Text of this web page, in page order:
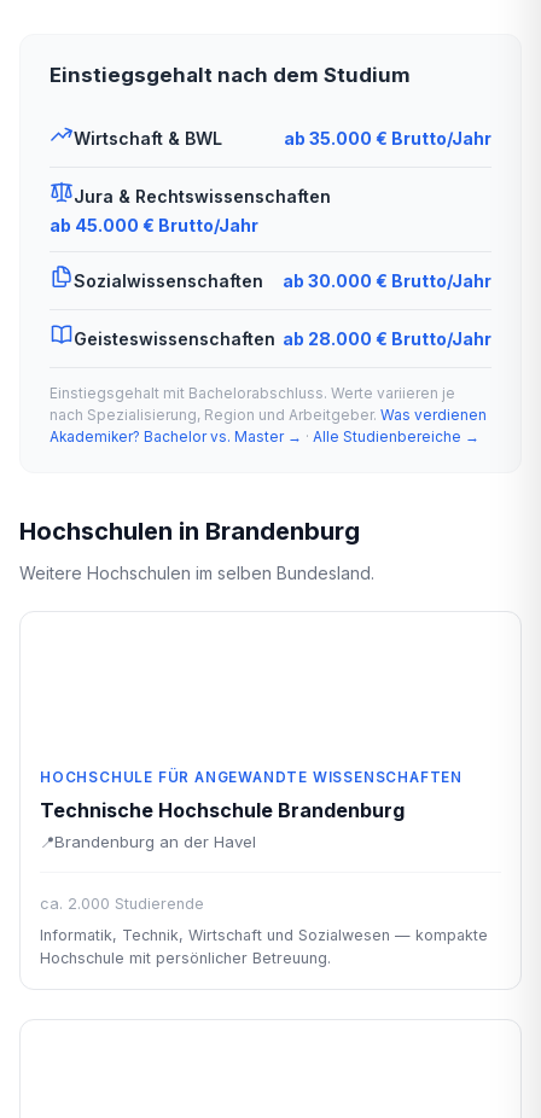
Einstiegsgehalt nach dem Studium
Wirtschaft & BWL ab 35.000 € Brutto/Jahr
Jura & Rechtswissenschaften
ab 45.000 € Brutto/Jahr
Sozialwissenschaften ab 30.000 € Brutto/Jahr
Geisteswissenschaften ab 28.000 € Brutto/Jahr
Einstiegsgehalt mit Bachelorabschluss. Werte variieren je
nach Spezialisierung, Region und Arbeitgeber. Was verdienen
Akademiker? Bachelor vs. Master → · Alle Studienbereiche →
Hochschulen in Brandenburg
Weitere Hochschulen im selben Bundesland.
HOCHSCHULE FÜR ANGEWANDTE WISSENSCHAFTEN
Technische Hochschule Brandenburg
Brandenburg an der Havel
ca. 2.000 Studierende
Informatik, Technik, Wirtschaft und Sozialwesen — kompakte
Hochschule mit persönlicher Betreuung.